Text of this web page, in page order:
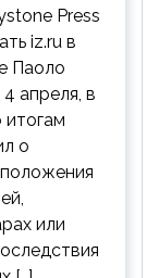
Press
iz.ru в
Паоло
апреля, в
о
или